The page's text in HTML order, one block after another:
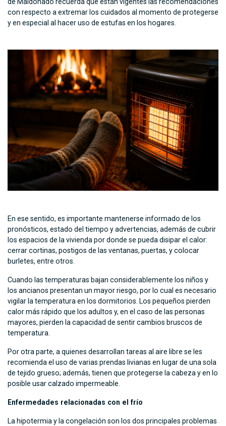
con respecto a extremar los cuidados al momento de protegerse
y en especial al hacer uso de estufas en los hogares.
En ese sentido, es importante mantenerse informado de los
pronósticos, estado del tiempo y advertencias, además de cubrir
los espacios de la vivienda por donde se pueda disipar el calor:
cerrar cortinas, postigos de las ventanas, puertas, y colocar
burletes, entre otros.
Cuando las temperaturas bajan considerablemente los niños y
los ancianos presentan un mayor riesgo, por lo cual es necesario
vigilar la temperatura en los dormitorios. Los pequeños pierden
calor más rápido que los adultos y, en el caso de las personas
mayores, pierden la capacidad de sentir cambios bruscos de
temperatura.
Por otra parte, a quienes desarrollan tareas al aire libre se les
recomienda el uso de varias prendas livianas en lugar de una sola
de tejido grueso; además, tienen que protegerse la cabeza y en lo
posible usar calzado impermeable.
Enfermedades relacionadas con el frío
La hipotermia y la congelación son los dos principales problemas